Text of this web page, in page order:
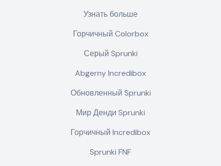
Узнать больше
Горчичный Colorbox
Серый Sprunki
Abgerny Incredibox
Обновленный Sprunki
Мир Денди Sprunki
Горчичный Incredibox
Sprunki FNF